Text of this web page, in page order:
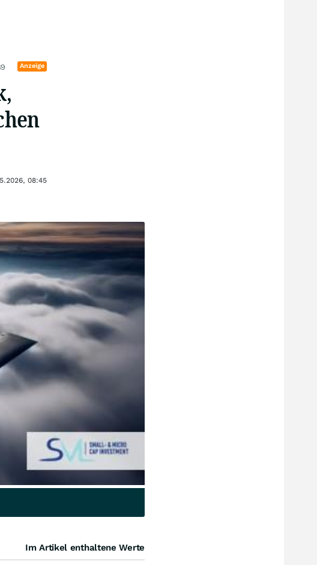
Anzeige
08:45
Im Artikel enthaltene Werte